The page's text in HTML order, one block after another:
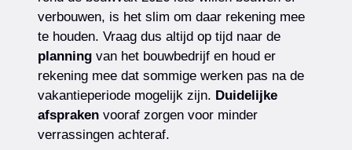
verbouwen, is het slim om daar rekening mee
te houden. Vraag dus altijd op tijd naar de
planningvan het bouwbedrijf en houd er
rekening mee dat sommige werken pas na de
vakantieperiode mogelijk zijn. Duidelijke
afsprakenvooraf zorgen voor minder
verrassingen achteraf.